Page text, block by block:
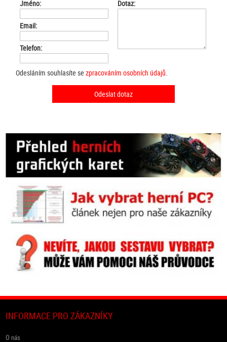
Jméno:
Email:
Telefon:
Dotaz:
Odesláním souhlasíte sezpracováním osobních údajů.
INFORMACE PRO ZÁKAZNÍKY
O nás